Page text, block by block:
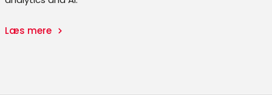
Læs mere